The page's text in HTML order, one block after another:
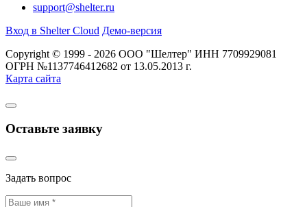
support@shelter.ru
Вход в Shelter Cloud Демо-версия
Copyright © 1999 - 2026 ООО "Шелтер" ИНН 7709929081
ОГРН №1137746412682 от 13.05.2013 г.
Карта сайта
Оставьте заявку
Задать вопрос